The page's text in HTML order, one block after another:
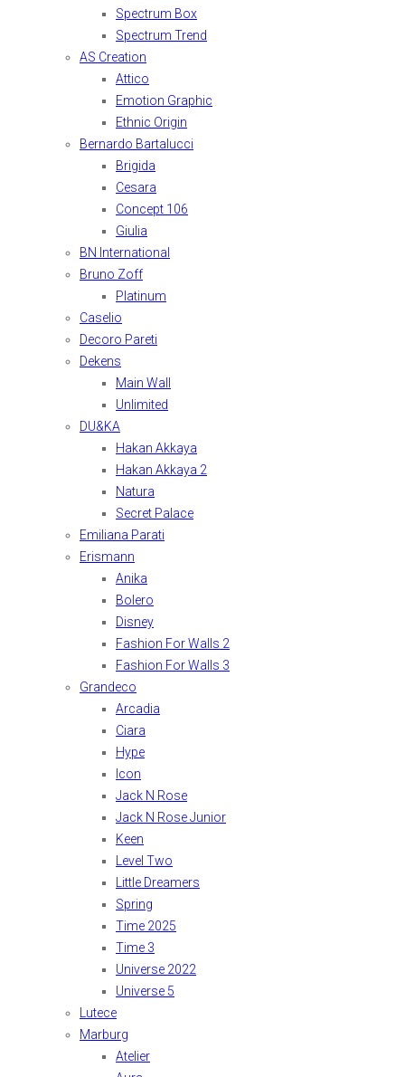
Spectrum Box
Spectrum Trend
AS Creation
Attico
Emotion Graphic
Ethnic Origin
Bernardo Bartalucci
Brigida
Cesara
Concept 106
Giulia
BN International
Bruno Zoff
Platinum
Caselio
Decoro Pareti
Dekens
Main Wall
Unlimited
DU&KA
Hakan Akkaya
Hakan Akkaya 2
Natura
Secret Palace
Emiliana Parati
Erismann
Anika
Bolero
Disney
Fashion For Walls 2
Fashion For Walls 3
Grandeco
Arcadia
Ciara
Hype
Icon
Jack N Rose
Jack N Rose Junior
Keen
Level Two
Little Dreamers
Spring
Time 2025
Time 3
Universe 2022
Universe 5
Lutece
Marburg
Atelier